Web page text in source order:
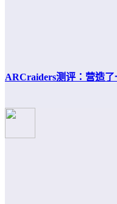
ARCraiders测评：营造